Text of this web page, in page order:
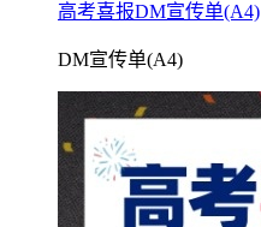
高考喜报DM宣传单(A4)
DM宣传单(A4)